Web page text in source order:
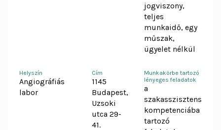
jogviszony,
teljes
munkaidő, egy
műszak,
ügyelet nélkül
Helyszín
Angiográfiás
labor
Cím
1145
Budapest,
Uzsoki
utca 29-
41.
Munkakörbe tartozó
lényeges feladatok
a
szakasszisztens
kompetenciába
tartozó